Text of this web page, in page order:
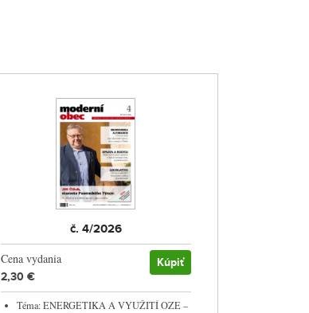
č. 4/2026
Cena vydania
2,30 €
Kúpiť
Téma: ENERGETIKA A VYUŽITÍ OZE –